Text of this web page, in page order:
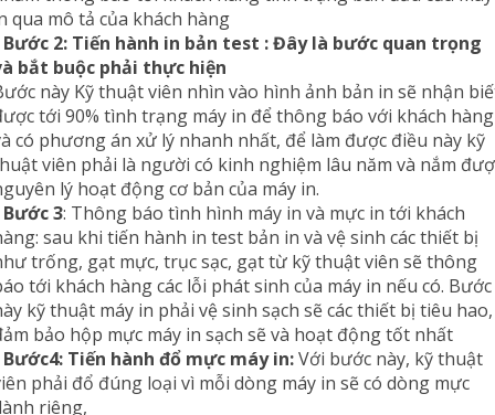
qua mô tả của khách hàng
Bước 2: Tiến hành in bản test :Đây là bước quan trọng
bắt buộc phải thực hiện
này Kỹ thuật viên nhìn vào hình ảnh bản in sẽ nhận
tới 90% tình trạng máy in để thông báo với khách hàng
có phương án xử lý nhanh nhất, để làm được điều này kỹ
viên phải là người có kinh nghiệm lâu năm và nắm
lý hoạt động cơ bản của máy in.
Bước 3: Thông báo tình hình máy in và mực in tới khách
sau khi tiến hành in test bản in và vệ sinh các thiết bị
trống, gạt mực, trục sạc, gạt từ kỹ thuật viên sẽ thông
tới khách hàng các lỗi phát sinh của máy in nếu có. Bước
kỹ thuật máy in phải vệ sinh sạch sẽ các thiết bị tiêu hao,
bảo hộp mực máy in sạch sẽ và hoạt động tốt nhất
Bước4: Tiến hành đổ mực máy in:Với bước này, kỹ thuật
phải đổ đúng loại vì mỗi dòng máy in sẽ có dòng mực
riêng,